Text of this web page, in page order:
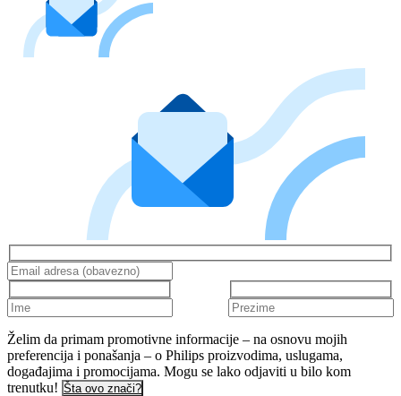
Želim da primam promotivne informacije – na osnovu mojih
preferencija i ponašanja – o Philips proizvodima, uslugama,
događajima i promocijama. Mogu se lako odjaviti u bilo kom
trenutku! Šta ovo znači?